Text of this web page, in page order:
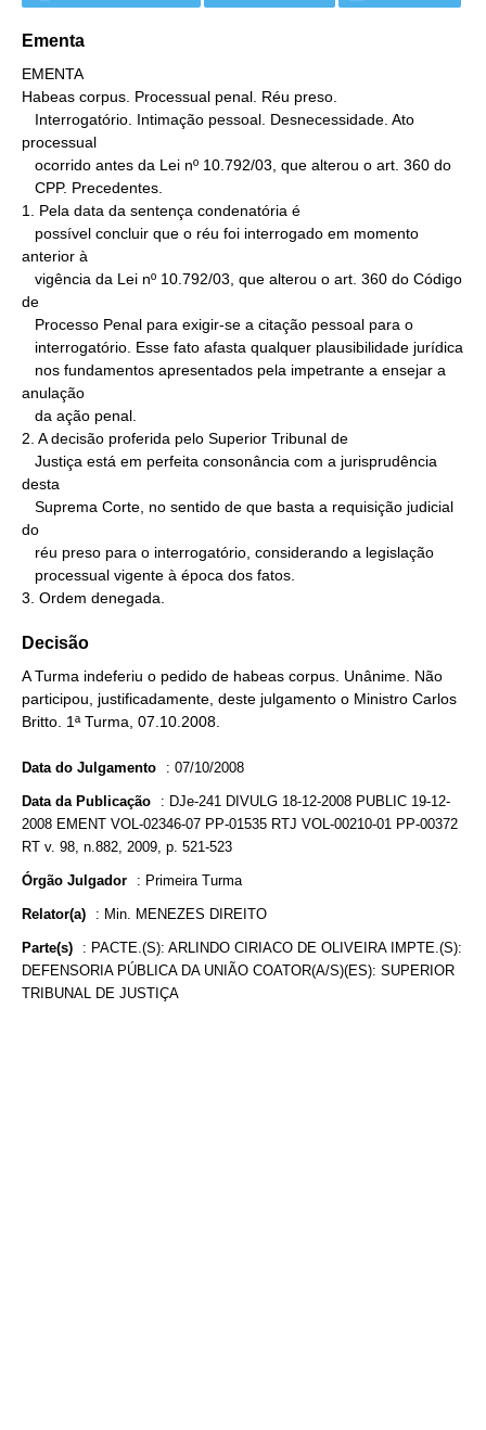
Ementa
EMENTA
Habeas corpus. Processual penal. Réu preso.
processual
1. Pela data da sentença condenatória é
anterior à
de
anulação
2. A decisão proferida pelo Superior Tribunal de
desta
do
3. Ordem denegada.
Decisão
A Turma indeferiu o pedido de habeas corpus. Unânime. Não
participou, justificadamente, deste julgamento o Ministro Carlos
Britto. 1ª Turma, 07.10.2008.
Data do Julgamento : 07/10/2008
Data da Publicação : DJe-241 DIVULG 18-12-2008 PUBLIC 19-12-
2008 EMENT VOL-02346-07 PP-01535 RTJ VOL-00210-01 PP-00372
RT v. 98, n.882, 2009, p. 521-523
Órgão Julgador : Primeira Turma
Relator(a) : Min. MENEZES DIREITO
Parte(s) : PACTE.(S): ARLINDO CIRIACO DE OLIVEIRA IMPTE.(S):
DEFENSORIA PÚBLICA DA UNIÃO COATOR(A/S)(ES): SUPERIOR
TRIBUNAL DE JUSTIÇA